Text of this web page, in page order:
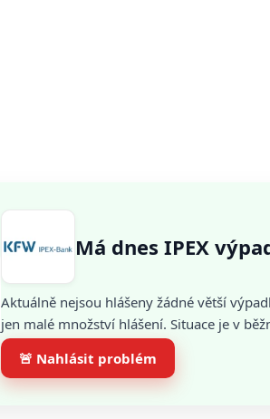
Má dnes IPEX
Aktuálně nejsou hlášeny žádné větší
jen malé množství hlášení. Situace je v
🚨 Nahlásit problém